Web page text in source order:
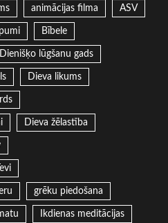
animācijas filma ASV
Bībele
Dienišķo lūgšanu gads
Dieva likums
Dieva žēlastība
grēku piedošana
Ikdienas meditācijas